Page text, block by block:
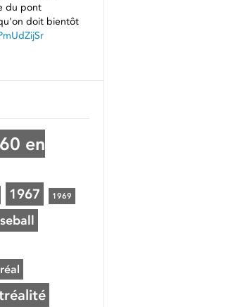
du pont
doit bientôt
en
1967 1969